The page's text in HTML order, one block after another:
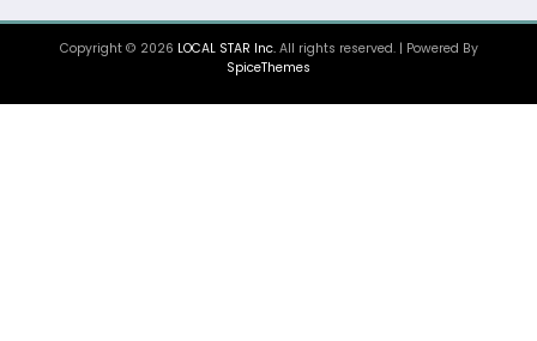
Copyright © 2026 LOCAL STAR Inc.All rights reserved. | Powered By
SpiceThemes